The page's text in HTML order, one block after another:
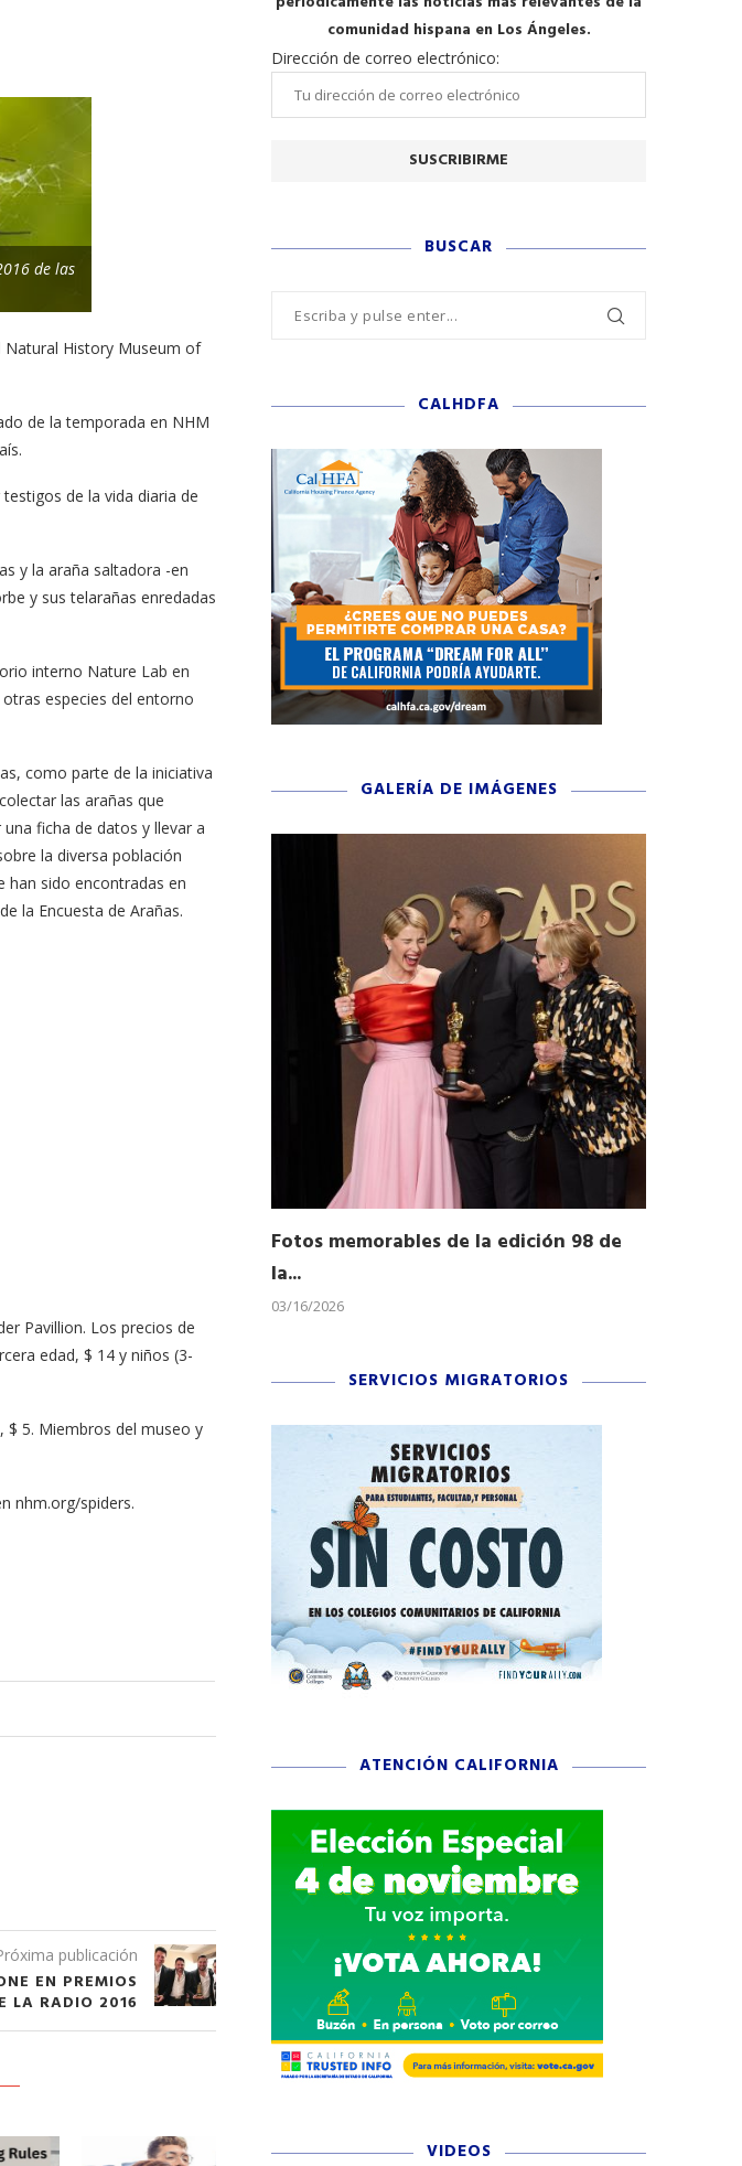
de las
Natural History Museum of
de la temporada en NHM
de la vida diaria de
y la araña saltadora -en
y sus telarañas enredadas
interno Nature Lab en
especies del entorno
como parte de la iniciativa
las arañas que
ficha de datos y llevar a
la diversa población
han sido encontradas en
la Encuesta de Arañas.
Pavillion. Los precios de
edad, $ 14 y niños (3-
$ 5. Miembros del museo y
nhm.org/spiders.
publicación
EN PREMIOS
LA RADIO 2016
comunidad hispana en Los Ángeles.
Dirección de correo electrónico:
BUSCAR
CALHDFA
GALERÍA DE IMÁGENES
Fotos memorables de la edición 98 de
la...
03/16/2026
SERVICIOS MIGRATORIOS
ATENCIÓN CALIFORNIA
VIDEOS